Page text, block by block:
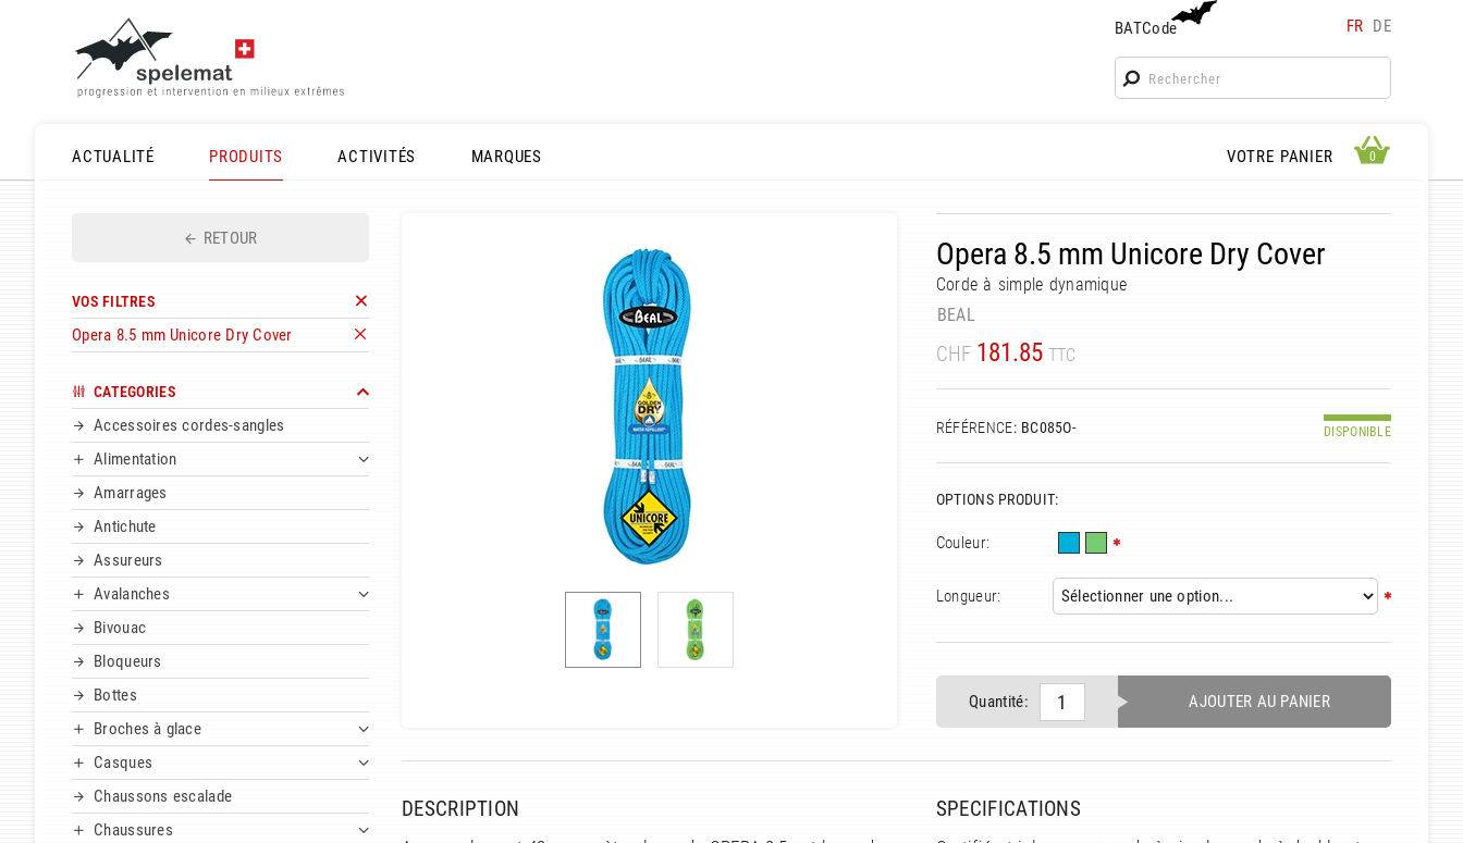
BATCode FR DE
BATCode
Rentrez votre BATCode et validez
ACTUALITÉ
PRODUITS ACTIVITÉS MARQUES VOTRE PANIER 0 0
RETOUR
VOS FILTRES
Opera 8.5 mm Unicore Dry Cover
CATEGORIES
Accessoires cordes-sangles
Alimentation
Amarrages
Antichute
Assureurs
Avalanches
Bivouac
Bloqueurs
Bottes
Broches à glace
Casques
Chaussons escalade
Chaussures
Opera 8.5 mm Unicore Dry Cover
Corde à simple dynamique
BEAL
CHF 181.85 TTC
RÉFÉRENCE: BC085O- DISPONIBLE
OPTIONS PRODUIT:
Couleur:
Longueur:
Quantité: AJOUTER AU PANIER
DESCRIPTION SPECIFICATIONS